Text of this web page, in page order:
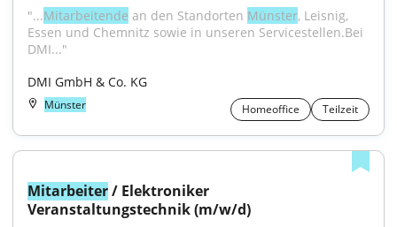
"...Mitarbeitende an den Standorten Münster, Leisnig,
Essen und Chemnitz sowie in unseren Servicestellen.Bei
DMI..."
DMI GmbH & Co. KG
Münster Homeoffice Teilzeit
Mitarbeiter / Elektroniker
Veranstaltungstechnik (m/w/d)